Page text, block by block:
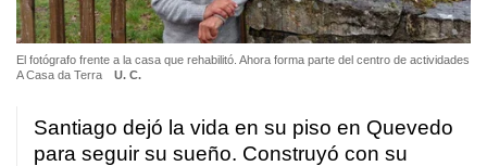
El fotógrafo frente a la casa que rehabilitó. Ahora forma parte del centro de actividades
A Casa da Terra
U. C.
Santiago dejó la vida en su piso en Quevedo
para seguir su sueño. Construyó con su